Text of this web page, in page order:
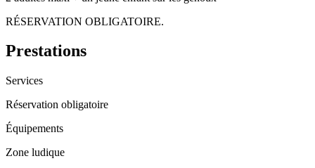
RÉSERVATION OBLIGATOIRE.
Prestations
Services
Réservation obligatoire
Équipements
Zone ludique